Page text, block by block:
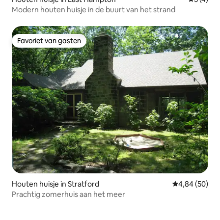
Modern houten huisje in de buurt van het strand
Favoriet van gasten
Favoriet van gasten
Houten huisje in Stratford Gemiddelde
4,84 (50)
Prachtig zomerhuis aan het meer